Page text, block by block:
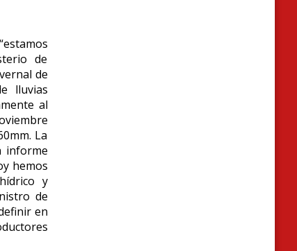
de
de
lluvias
al
La
informe
hemos
y
de
en